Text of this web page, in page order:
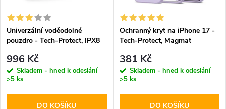
í
p
r
o
s
p
r
o
Univerzální voděodolné
pouzdro - Tech-Protect, IPX8
Orange
996 Kč
Skladem - hned k odeslání
>5 ks
DO KOŠÍKU
Ochranný kryt na iPhone 17 -
Tech-Protect, Magmat
381 Kč
Skladem - hned k odeslání
>5 ks
DO KOŠÍKU